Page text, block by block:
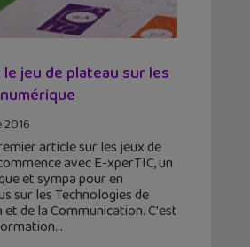
le jeu de plateau sur les
article sur les jeux de
avec E-xperTIC, un
et sympa pour en
sur les Technologies de
de la Communication. C'est